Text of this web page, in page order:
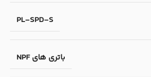
PL-SPD-S
باتری های NPF